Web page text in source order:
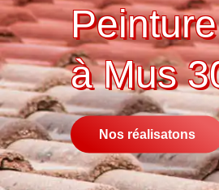
à Mus
Nos réalisatons